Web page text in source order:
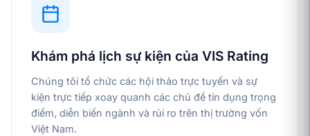
Khám phá lịch sự kiện của VIS Rating
Chúng tôi tổ chức các hội thảo trực tuyến và sự
kiện trực tiếp xoay quanh các chủ đề tín dụng trọng
điểm, diễn biến ngành và rủi ro trên thị trường vốn
Việt Nam.